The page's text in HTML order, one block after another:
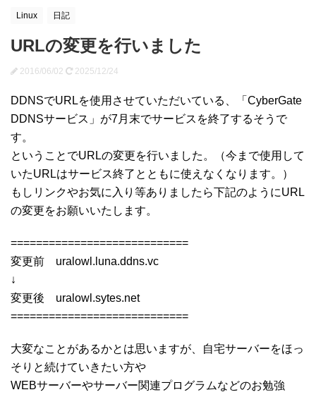
Linux 日記
URLの変更を行いました
2016/06/02 2025/12/24
DDNSでURLを使用させていただいている、「CyberGate
DDNSサービス」が7月末でサービスを終了するそうで
す。
ということでURLの変更を行いました。（今まで使用して
いたURLはサービス終了とともに使えなくなります。）
もしリンクやお気に入り等ありましたら下記のようにURL
の変更をお願いいたします。
============================
変更前 uralowl.luna.ddns.vc
↓
変更後 uralowl.sytes.net
============================
大変なことがあるかとは思いますが、自宅サーバーをほっ
そりと続けていきたい方や
WEBサーバーやサーバー関連プログラムなどのお勉強